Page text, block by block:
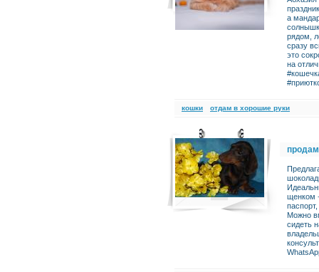
а
рядом,
сразу
это
на
кошки отдам в хорошие руки
продам
щенком
Можно
сидеть